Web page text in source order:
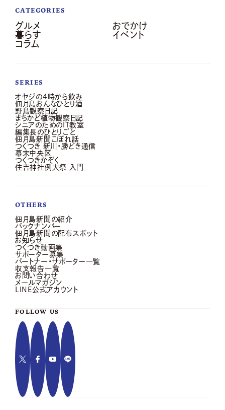
CATEGORIES
グルメ
おでかけ
暮らす
イベント
コラム
SERIES
オヤジの4時から飲み
佃月島おんなひとり酒
野鳥観察日記
まちかど植物観察日記
シニアのためのIT教室
編集長のひとりごと
佃月島新聞こぼれ話
つくつき 新川・勝どき通信
幕末中央区
つくつきかぞく
住吉神社例大祭 入門
OTHERS
佃月島新聞の紹介
バックナンバー
佃月島新聞の配布スポット
お知らせ
つくつき動画集
サポーター募集
パートナー・サポーター一覧
収支報告一覧
お問い合わせ
メールマガジン
LINE公式アカウント
FOLLOW US